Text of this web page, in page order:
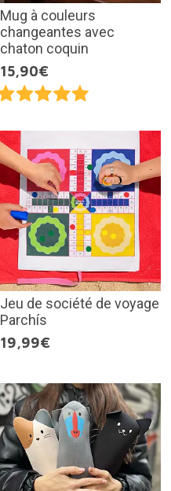
Mug à couleurs
changeantes avec
chaton coquin
15,90€
Jeu de société de voyage
Parchís
19,99€